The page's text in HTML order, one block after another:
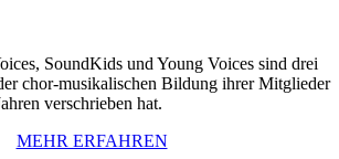
SoundKids und Young Voices sind drei
chor-musikalischen Bildung ihrer Mitglieder
verschrieben hat.
MEHR ERFAHREN